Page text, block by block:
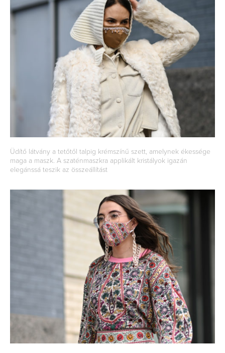
Üdítő látvány a tetőtől talpig krémszínű szett, amelynek ékessége
maga a maszk. A szaténmaszkra applikált kristályok igazán
elegánssá teszik az összeállítást